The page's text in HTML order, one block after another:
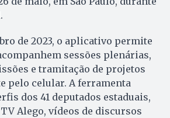
de 2023, o aplicativo permite
sessões plenárias,
e tramitação de projetos
pelo celular. A ferramenta
dos 41 deputados estaduais,
Alego, vídeos de discursos